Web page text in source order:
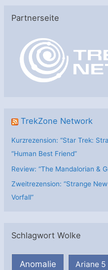
g
Partnerseite
TrekZone Network
Kurzrezension: “Star Trek:
“Human Best Friend”
Review: “The Mandalorian &
Zweitrezension: “Strange
Vorfall”
Schlagwort Wolke
Anomalie Ariane 5